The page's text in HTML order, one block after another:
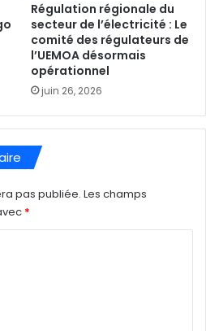
Régulation régionale du
secteur de l’électricité : Le
comité des régulateurs de
l’UEMOA désormais
opérationnel
juin 26, 2026
pas publiée. Les champs
*